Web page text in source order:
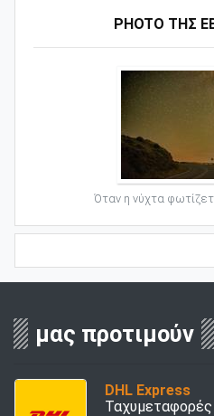
PHOTO ΤΗΣ
Όταν η νύχτα
μας προτιμούν
DHL Express
Ταχυμεταφορές